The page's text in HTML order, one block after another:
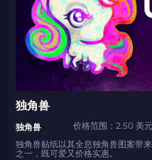
独角兽
独角兽
价格范围：2.50 美
独角兽贴纸以其全息独角兽图案带
之一，既可爱又价格实惠。